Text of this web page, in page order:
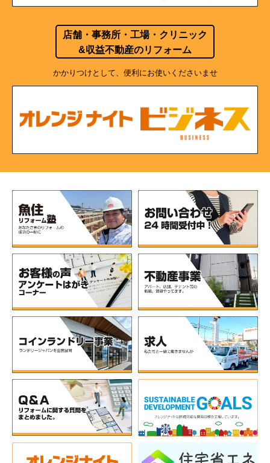
店舗・事務所・工場・クリニック
&収益不動産のリフォーム
かかりつけとして、便利にお使いくださいませ